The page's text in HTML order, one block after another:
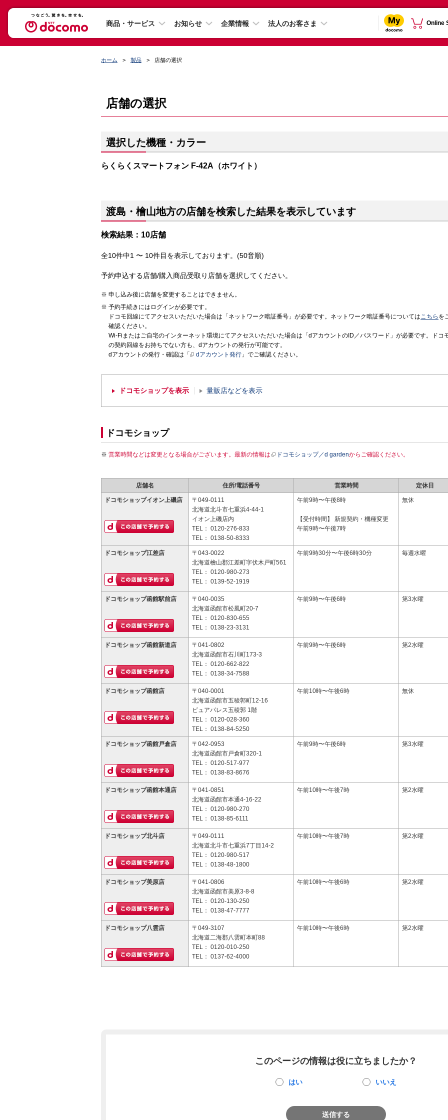
商品・サービス お知らせ 企業情報 法人のお客さま Online
ホーム 製品 店舗の選択
店舗の選択
選択した機種・カラー
らくらくスマートフォン F-42A（ホワイト）
渡島・檜山地方の店舗を検索した結果を表示しています
検索結果：10店舗
全10件中1 〜 10件目を表示しております。(50音順)
予約申込する店舗/購入商品受取り店舗を選択してください。
申し込み後に店舗を変更することはできません。
予約手続きにはログインが必要です。
ドコモ回線にてアクセスいただいた場合は「ネットワーク暗証番号」が必要です。ネットワーク暗証番号についてはこちら を
確認ください。
Wi-Fiまたはご自宅のインターネット環境にてアクセスいただいた場合は「dアカウントのID／パスワード」が必要です。ドコ
の契約回線をお持ちでない方も、dアカウントの発行が可能です。
dアカウントの発行・確認は「
dアカウント発行 」でご確認ください。
ドコモショップを表示 量販店などを表示
ドコモショップ
営業時間などは変更となる場合がございます。最新の情報は ドコモショップ／d gardenからご確認ください。
店舗名 住所/電話番号 営業時間 定休日
ドコモショップイオン上磯店
〒049-0111
北海道北斗市七重浜4-44-1
イオン上磯店内
TEL： 0120-276-833
TEL： 0138-50-8333
午前9時〜午後8時
【受付時間】 新規契約・機種変更
午前9時〜午後7時
無休
ドコモショップ江差店
〒043-0022
北海道檜山郡江差町字伏木戸町561
TEL： 0120-980-273
TEL： 0139-52-1919
午前9時30分〜午後6時30分 毎週水曜
ドコモショップ函館駅前店
〒040-0035
北海道函館市松風町20-7
TEL： 0120-830-655
TEL： 0138-23-3131
午前9時〜午後6時 第3水曜
ドコモショップ函館新道店
〒041-0802
北海道函館市石川町173-3
TEL： 0120-662-822
TEL： 0138-34-7588
午前9時〜午後6時 第2水曜
ドコモショップ函館店
〒040-0001
北海道函館市五稜郭町12-16
ピュアパレス五稜郭 1階
TEL： 0120-028-360
TEL： 0138-84-5250
午前10時〜午後6時 無休
ドコモショップ函館戸倉店
〒042-0953
北海道函館市戸倉町320-1
TEL： 0120-517-977
TEL： 0138-83-8676
午前9時〜午後6時 第3水曜
ドコモショップ函館本通店
〒041-0851
北海道函館市本通4-16-22
TEL： 0120-980-270
TEL： 0138-85-6111
午前10時〜午後7時 第2水曜
ドコモショップ北斗店
〒049-0111
北海道北斗市七重浜7丁目14-2
TEL： 0120-980-517
TEL： 0138-48-1800
午前10時〜午後7時 第2水曜
ドコモショップ美原店
〒041-0806
北海道函館市美原3-8-8
TEL： 0120-130-250
TEL： 0138-47-7777
午前10時〜午後6時 第2水曜
ドコモショップ八雲店
〒049-3107
北海道二海郡八雲町本町88
TEL： 0120-010-250
TEL： 0137-62-4000
午前10時〜午後6時 第2水曜
このページの情報は役に立ちましたか？
はい いいえ
送信する